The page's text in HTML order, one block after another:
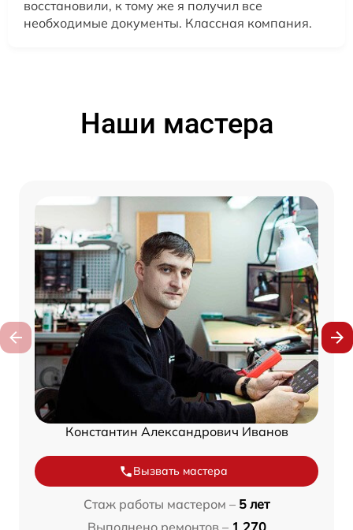
восстановили, к тому же я получил все
необходимые документы. Классная компания.
Наши мастера
Константин Александрович Иванов
Вызвать мастера
Стаж работы мастером – 5 лет